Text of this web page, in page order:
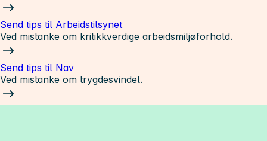
Send tips til Arbeidstilsynet
Ved mistanke om kritikkverdige arbeidsmiljøforhold.
Send tips til Nav
Ved mistanke om trygdesvindel.